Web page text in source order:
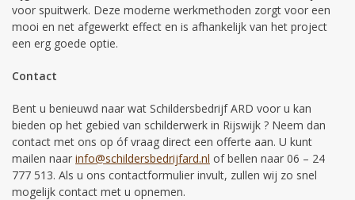
voor spuitwerk. Deze moderne werkmethoden zorgt voor een
mooi en net afgewerkt effect en is afhankelijk van het project
een erg goede optie.
Contact
Bent u benieuwd naar wat Schildersbedrijf ARD voor u kan
bieden op het gebied van schilderwerk in Rijswijk ? Neem dan
contact met ons op óf vraag direct een offerte aan. U kunt
mailen naar info@schildersbedrijfard.nl of bellen naar 06 – 24
777 513. Als u ons contactformulier invult, zullen wij zo snel
mogelijk contact met u opnemen.